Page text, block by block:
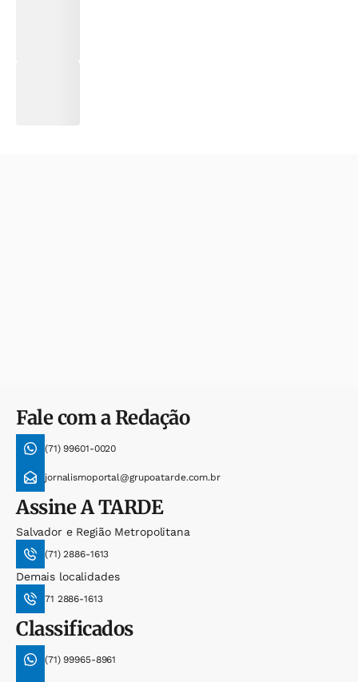
Fale com a Redação
(71) 99601-0020
jornalismoportal@grupoatarde.com.br
AssineA TARDE
Salvador e Região Metropolitana
(71) 2886-1613
Demais localidades
71 2886-1613
Classificados
(71) 99965-8961